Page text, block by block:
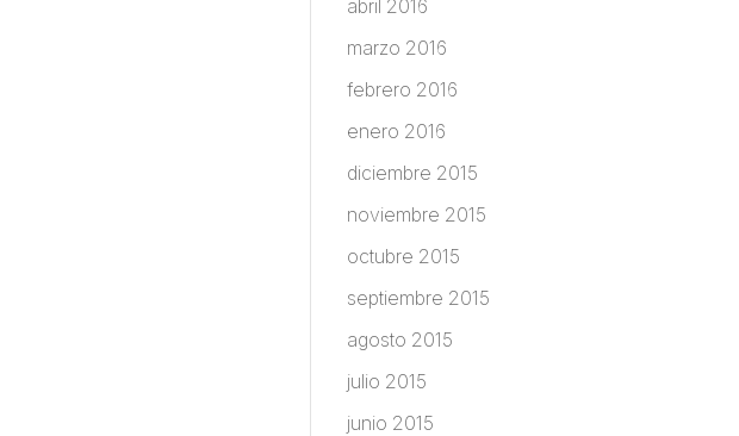
abril 2016
marzo 2016
febrero 2016
enero 2016
diciembre 2015
noviembre 2015
octubre 2015
septiembre 2015
agosto 2015
julio 2015
junio 2015